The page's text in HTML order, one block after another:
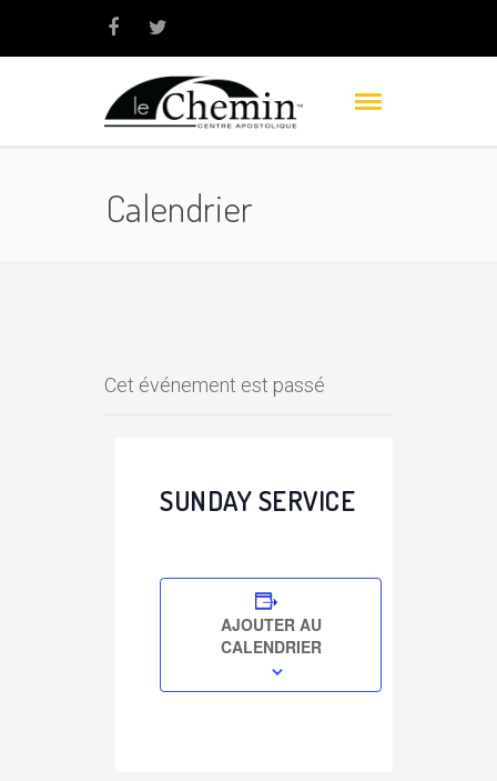
Calendrier
Cet événement est passé
SUNDAY SERVICE
AJOUTER AU
CALENDRIER